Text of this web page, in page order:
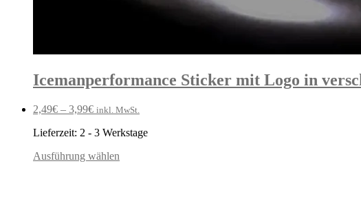
Icemanperformance Sticker mit Logo in
2,49€ – 3,99€ inkl. MwSt.
Lieferzeit: 2 - 3 Werkstage
Ausführung wählen